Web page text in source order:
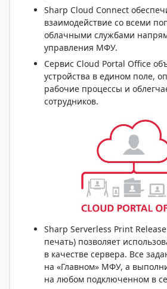
Sharp Cloud Connect
взаимодействие со всеми
облачными службами
управления МФУ.
Сервис Cloud Portal Office
устройства в едином поле,
рабочие процессы и
сотрудников.
Sharp Serverless Print
печать) позволяет
в качестве сервера. Все
на «Главном» МФУ, а
на любом подключенном в